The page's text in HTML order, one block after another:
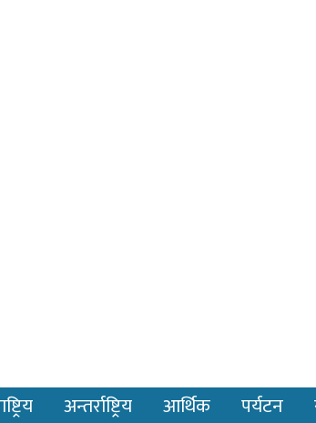
अन्तर्राष्ट्रिय आर्थिक पर्यटन